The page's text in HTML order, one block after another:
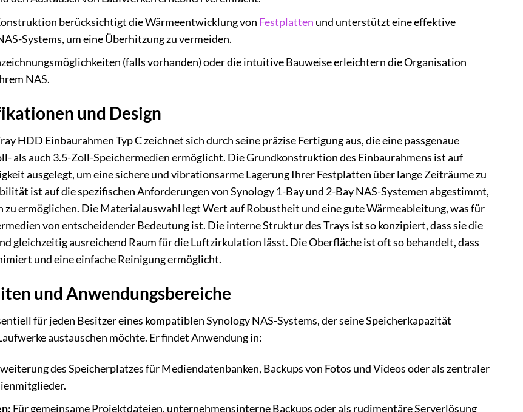
berücksichtigt die Wärmeentwicklung von Festplatten und unterstützt eine effektive
Systems, um eine Überhitzung zu vermeiden.
(falls vorhanden) oder die intuitive Bauweise erleichtern die Organisation
NAS.
und Design
HDD Einbaurahmen Typ C zeichnet sich durch seine präzise Fertigung aus, die eine passgenaue
als auch 3.5-Zoll-Speichermedien ermöglicht. Die Grundkonstruktion des Einbaurahmens ist auf
ausgelegt, um eine sichere und vibrationsarme Lagerung Ihrer Festplatten über lange Zeiträume zu
ist auf die spezifischen Anforderungen von Synology 1-Bay und 2-Bay NAS-Systemen abgestimmt,
zu ermöglichen. Die Materialauswahl legt Wert auf Robustheit und eine gute Wärmeableitung, was für
von entscheidender Bedeutung ist. Die interne Struktur des Trays ist so konzipiert, dass sie die
gleichzeitig ausreichend Raum für die Luftzirkulation lässt. Die Oberfläche ist oft so behandelt, dass
und eine einfache Reinigung ermöglicht.
und Anwendungsbereiche
für jeden Besitzer eines kompatiblen Synology NAS-Systems, der seine Speicherkapazität
austauschen möchte. Er findet Anwendung in:
des Speicherplatzes für Mediendatenbanken, Backups von Fotos und Videos oder als zentraler
Für gemeinsame Projektdateien, unternehmensinterne Backups oder als rudimentäre Serverlösung